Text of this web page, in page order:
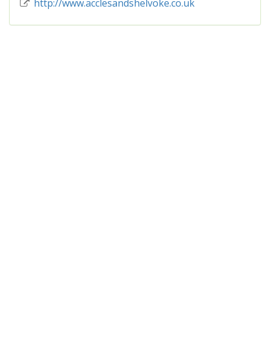
http://www.acclesandshelvoke.co.uk